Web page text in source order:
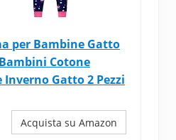
per Bambine Gatto
Cotone
Gatto 2 Pezzi
Acquista su Amazon